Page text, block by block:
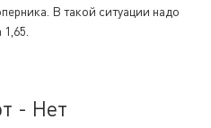
В такой ситуации надо
- Нет